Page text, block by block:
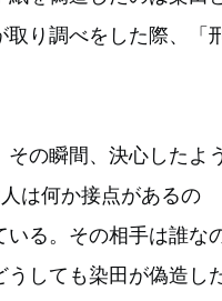
り調べをした際、「
の瞬間、決心したよ
は何か接点があるの
る。その相手は誰な
しても染田が偽造し